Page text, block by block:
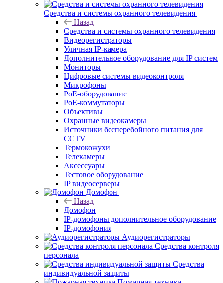
Средства и системы охранного телевидения
Назад
Средства и системы охранного телевидения
Видеорегистраторы
Уличная IP-камера
Дополнительное оборудование для IP систем
Мониторы
Цифровые системы видеоконтроля
Микрофоны
PoE-оборудование
PoE-коммутаторы
Объективы
Охранные видеокамеры
Источники бесперебойного питания для
CCTV
Термокожухи
Телекамеры
Аксессуары
Тестовое оборудование
IP видеосерверы
Домофон
Назад
Домофон
IP-домофоны дополнительное оборудование
IP-домофония
Аудиорегистраторы
Средства контроля
персонала
Средства
индивидуальной защиты